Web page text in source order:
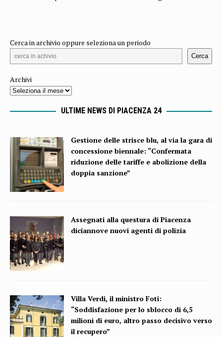
Cerca in archivio oppure seleziona un periodo
Cerca
Archivi
ULTIME NEWS DI PIACENZA 24
Gestione delle strisce blu, al via la gara di
concessione biennale: “Confermata
riduzione delle tariffe e abolizione della
doppia sanzione”
Assegnati alla questura di Piacenza
diciannove nuovi agenti di polizia
Villa Verdi, il ministro Foti:
“Soddisfazione per lo sblocco di 6,5
milioni di euro, altro passo decisivo verso
il recupero”